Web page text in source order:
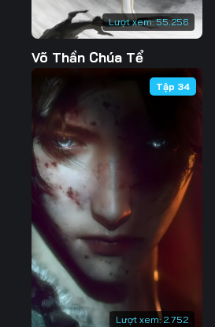
Lượt xem:55.256
Võ Thần Chúa Tể
Lượt xem: 2.752
Tập 34